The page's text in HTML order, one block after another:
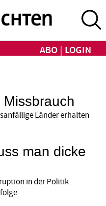
ABO LOGIN
Länder erhalten
man dicke
in der Politik